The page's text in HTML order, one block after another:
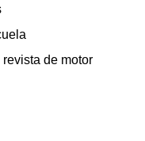
revista de motor